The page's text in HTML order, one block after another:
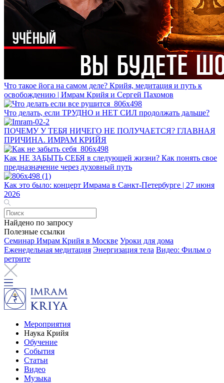
Что такое йога на самом деле? Крийя, медитация и путь к
освобождению | Имрам Крийя и Сергей Пахомов
Что делать, если ТРУДНО и НЕТ СИЛ продолжать дальше?
ПОЧЕМУ У ТЕБЯ НИЧЕГО НЕ ПОЛУЧАЕТСЯ? ГЛАВНАЯ
ПРИЧИНА. ИМРАМ КРИЙЯ
Как НЕ ЗАБЫТЬ СЕБЯ в следующей жизни? Как понять свое
предназначение через духовный путь
Как это было: концерт Имрама в Санкт-Петербурге | 27 июня
2026
Найдено по запросу
Полезные ссылки
Семинар Имрам Крийя в Москве Уроки для дома
Еженедельная медитация Энергизация тела Видео: Фильм о
ретрите
Мероприятия
Наука Крийя
Обучение
События
Статьи
Видео
Музыка